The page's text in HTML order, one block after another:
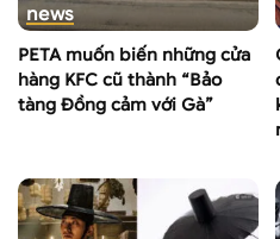
news
PETA muốn biến những cửa
hàng KFC cũ thành “Bảo
tàng Đồng cảm với Gà”